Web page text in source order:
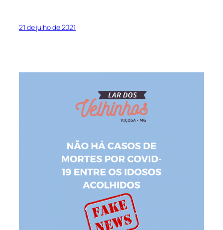
21 de julho de 2021